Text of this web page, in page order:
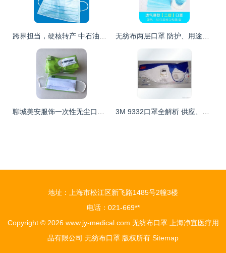
地址：上海市松江区新飞路1485号2幢3楼
电话：021-669**
Copyright © 2026 www.jy-medical.com 无纺布口罩
上海净宜医疗用
品有限公司 无纺布口罩 版权所有 Sitemap